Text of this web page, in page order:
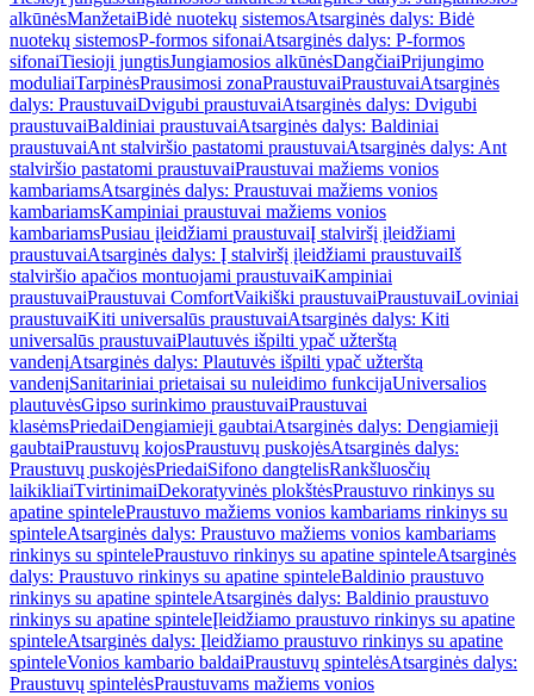
alkūnėsManžetaiBidė nuotekų sistemosAtsarginės dalys: Bidė
nuotekų sistemosP-formos sifonaiAtsarginės dalys: P-formos
sifonaiTiesioji jungtisJungiamosios alkūnėsDangčiaiPrijungimo
moduliaiTarpinėsPrausimosi zonaPraustuvaiPraustuvaiAtsarginės
dalys: PraustuvaiDvigubi praustuvaiAtsarginės dalys: Dvigubi
praustuvaiBaldiniai praustuvaiAtsarginės dalys: Baldiniai
praustuvaiAnt stalviršio pastatomi praustuvaiAtsarginės dalys: Ant
stalviršio pastatomi praustuvaiPraustuvai mažiems vonios
kambariamsAtsarginės dalys: Praustuvai mažiems vonios
kambariamsKampiniai praustuvai mažiems vonios
kambariamsPusiau įleidžiami praustuvaiĮ stalviršį įleidžiami
praustuvaiAtsarginės dalys: Į stalviršį įleidžiami praustuvaiIš
stalviršio apačios montuojami praustuvaiKampiniai
praustuvaiPraustuvai ComfortVaikiški praustuvaiPraustuvaiLoviniai
praustuvaiKiti universalūs praustuvaiAtsarginės dalys: Kiti
universalūs praustuvaiPlautuvės išpilti ypač užterštą
vandenįAtsarginės dalys: Plautuvės išpilti ypač užterštą
vandenįSanitariniai prietaisai su nuleidimo funkcijaUniversalios
plautuvėsGipso surinkimo praustuvaiPraustuvai
klasėmsPriedaiDengiamieji gaubtaiAtsarginės dalys: Dengiamieji
gaubtaiPraustuvų kojosPraustuvų puskojėsAtsarginės dalys:
Praustuvų puskojėsPriedaiSifono dangtelisRankšluosčių
laikikliaiTvirtinimaiDekoratyvinės plokštėsPraustuvo rinkinys su
apatine spintelePraustuvo mažiems vonios kambariams rinkinys su
spinteleAtsarginės dalys: Praustuvo mažiems vonios kambariams
rinkinys su spintelePraustuvo rinkinys su apatine spinteleAtsarginės
dalys: Praustuvo rinkinys su apatine spinteleBaldinio praustuvo
rinkinys su apatine spinteleAtsarginės dalys: Baldinio praustuvo
rinkinys su apatine spinteleĮleidžiamo praustuvo rinkinys su apatine
spinteleAtsarginės dalys: Įleidžiamo praustuvo rinkinys su apatine
spinteleVonios kambario baldaiPraustuvų spintelėsAtsarginės dalys:
Praustuvų spintelėsPraustuvams mažiems vonios